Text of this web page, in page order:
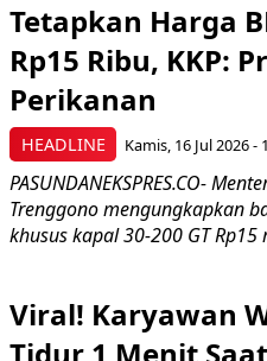
HEADLINE
Tetapkan Harga
Rp15 Ribu, KKP:
Perikanan
Kamis, 16 Jul 2026 -
PASUNDANEKSPRES.CO-
Trenggono mengungkapkan
khusus kapal 30-200 GT Rp15
Viral! Karyawan
Tidur 1 Menit